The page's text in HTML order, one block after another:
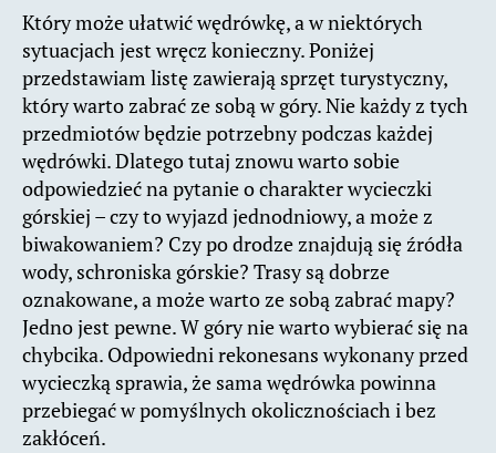
Który może ułatwić wędrówkę, a w niektórych
sytuacjach jest wręcz konieczny. Poniżej
przedstawiam listę zawierają sprzęt turystyczny,
który warto zabrać ze sobą w góry. Nie każdy z tych
przedmiotów będzie potrzebny podczas każdej
wędrówki. Dlatego tutaj znowu warto sobie
odpowiedzieć na pytanie o charakter wycieczki
górskiej – czy to wyjazd jednodniowy, a może z
biwakowaniem? Czy po drodze znajdują się źródła
wody, schroniska górskie? Trasy są dobrze
oznakowane, a może warto ze sobą zabrać mapy?
Jedno jest pewne. W góry nie warto wybierać się na
chybcika. Odpowiedni rekonesans wykonany przed
wycieczką sprawia, że sama wędrówka powinna
przebiegać w pomyślnych okolicznościach i bez
zakłóceń.